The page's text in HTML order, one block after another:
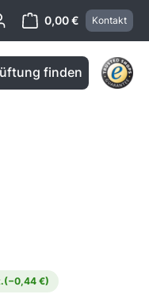
0,00 €
Warenkorb
Kontakt
finden
(−0,44 €)